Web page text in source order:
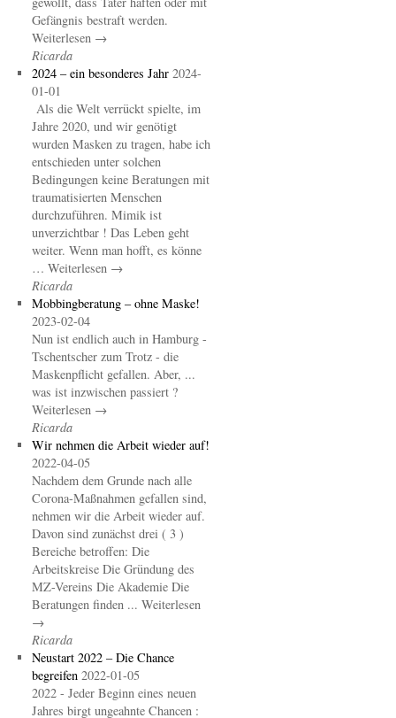
Gefängnis bestraft werden.
Weiterlesen →
Ricarda
2024 – ein besonderes Jahr 2024-
01-01
Als die Welt verrückt spielte, im
Jahre 2020, und wir genötigt
wurden Masken zu tragen, habe ich
entschieden unter solchen
Bedingungen keine Beratungen mit
traumatisierten Menschen
durchzuführen. Mimik ist
unverzichtbar ! Das Leben geht
weiter. Wenn man hofft, es könne
… Weiterlesen →
Ricarda
Mobbingberatung – ohne Maske!
2023-02-04
Nun ist endlich auch in Hamburg -
Tschentscher zum Trotz - die
Maskenpflicht gefallen. Aber, ...
was ist inzwischen passiert ?
Weiterlesen →
Ricarda
Wir nehmen die Arbeit wieder auf!
2022-04-05
Nachdem dem Grunde nach alle
Corona-Maßnahmen gefallen sind,
nehmen wir die Arbeit wieder auf.
Davon sind zunächst drei ( 3 )
Bereiche betroffen: Die
Arbeitskreise Die Gründung des
MZ-Vereins Die Akademie Die
Beratungen finden ... Weiterlesen
→
Ricarda
Neustart 2022 – Die Chance
begreifen 2022-01-05
2022 - Jeder Beginn eines neuen
Jahres birgt ungeahnte Chancen :